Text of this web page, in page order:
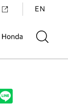
EN